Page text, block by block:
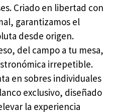
Criado en libertad con
garantizamos el
desde origen.
del campo a tu mesa,
irrepetible.
en sobres individuales
exclusivo, diseñado
la experiencia